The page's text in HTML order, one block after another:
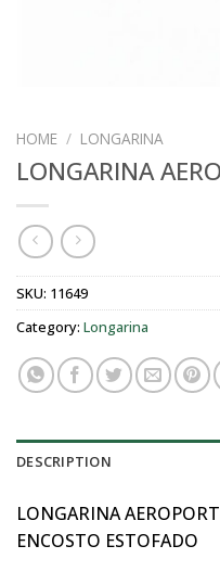
HOME / LONGARINA
LONGARINA
SKU: 11649
Category: Longarina
DESCRIPTION
LONGARINA
ENCOSTO ESTOFADO